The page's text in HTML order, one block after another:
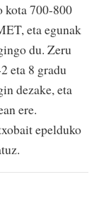
kota 700-800
eta egunak
du. Zeru
eta 8 gradu
dezake, eta
ere.
epelduko